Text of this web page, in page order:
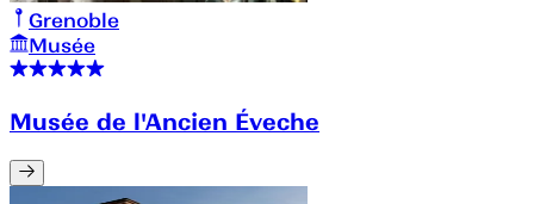
Grenoble
Musée
Musée de l'Ancien Éveche